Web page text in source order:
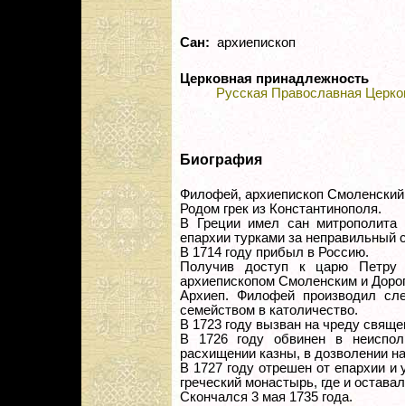
Сан: архиепископ
Церковная принадлежность
Русская Православная
Биография
Филофей, архиепископ
Родом грек из Константинополя.
В Греции имел сан митрополита
епархии турками за неправильный
В 1714 году прибыл в Россию.
Получив доступ к царю
архиепископом Смоленским и
Архиеп. Филофей производил
семейством в католичество.
В 1723 году вызван на чреду
В 1726 году обвинен в
расхищении казны, в дозволении
В 1727 году отрешен от епархии и
греческий монастырь, где и
Скончался 3 мая 1735 года.